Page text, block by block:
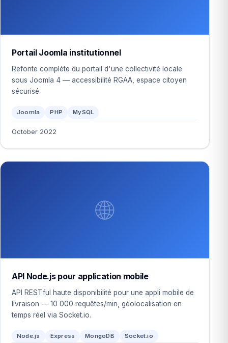
Portail Joomla institutionnel
Refonte complète du portail d'une collectivité locale
sous Joomla 4 — accessibilité RGAA, espace citoyen
sécurisé.
Joomla PHP MySQL
October 2022
🌐
API Node.js pour application mobile
API RESTful haute disponibilité pour une appli mobile de
livraison — 10 000 requêtes/min, géolocalisation en
temps réel via Socket.io.
Node.js Express MongoDB Socket.io